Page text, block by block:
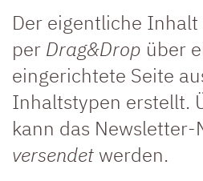
Der eigentliche
per Drag&Drop über
eingerichtete Seite
Inhaltstypen erstellt.
kann das Newsletter-
versendet werden.